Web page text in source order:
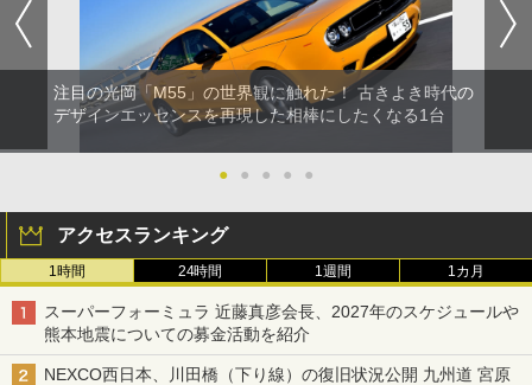
注目の光岡「M55」の世界観に触れた！ 古きよき時代の
デザインエッセンスを再現した相棒にしたくなる1台
● ● ● ● ●
アクセスランキング
1時間 24時間 1週間 1カ月
スーパーフォーミュラ 近藤真彦会長、2027年のスケジュールや
熊本地震についての募金活動を紹介
NEXCO西日本、川田橋（下り線）の復旧状況公開 九州道 宮原